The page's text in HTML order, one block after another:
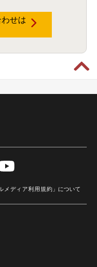
せは
メディア利用規約 」について